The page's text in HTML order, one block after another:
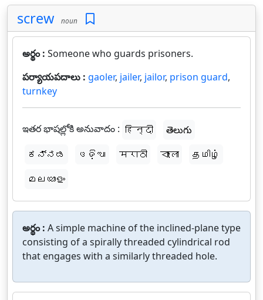
screw noun
అర్థం : Someone who guards prisoners.
పర్యాయపదాలు : gaoler, jailer, jailor, prison guard,
turnkey
ఇతర భాషల్లోకి అనువాదం : हिन्दी
తెలుగు
ಕನ್ನಡ
ଓଡ଼ିଆ मराठी বাংলা
தமிழ்
മലയാളം
అర్థం : A simple machine of the inclined-plane type
consisting of a spirally threaded cylindrical rod
that engages with a similarly threaded hole.